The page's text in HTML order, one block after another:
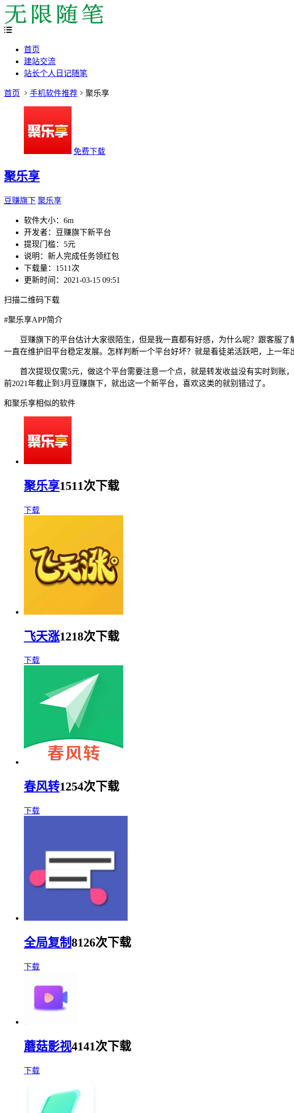
首页
建站交流
站长个人日记随笔
首页 手机软件推荐 聚乐享
免费下载
聚乐享
豆赚旗下 聚乐享
软件大小： 6m
开发者：
豆赚旗下新平台
提现门槛： 5元
说明： 新人完成任务领红包
下载量： 1511次
更新时间： 2021-03-15 09:51
扫描二维码下载
#聚乐享APP简介
豆赚旗下的平台估计大家很陌生，但是我一直都有好感，为什么呢？跟客服
一直在维护旧平台稳定发展。怎样判断一个平台好坏？就是看徒弟活跃吧，上一
首次提现仅需5元，做这个平台需要注意一个点，就是转发收益没有实时到账
前2021年截止到3月豆赚旗下，就出这一个新平台，喜欢这类的就别错过了。
和聚乐享相似的软件
聚乐享1511次下载
下载
飞天涨1218次下载
下载
春风转1254次下载
下载
全局复制8126次下载
下载
蘑菇影视4141次下载
下载